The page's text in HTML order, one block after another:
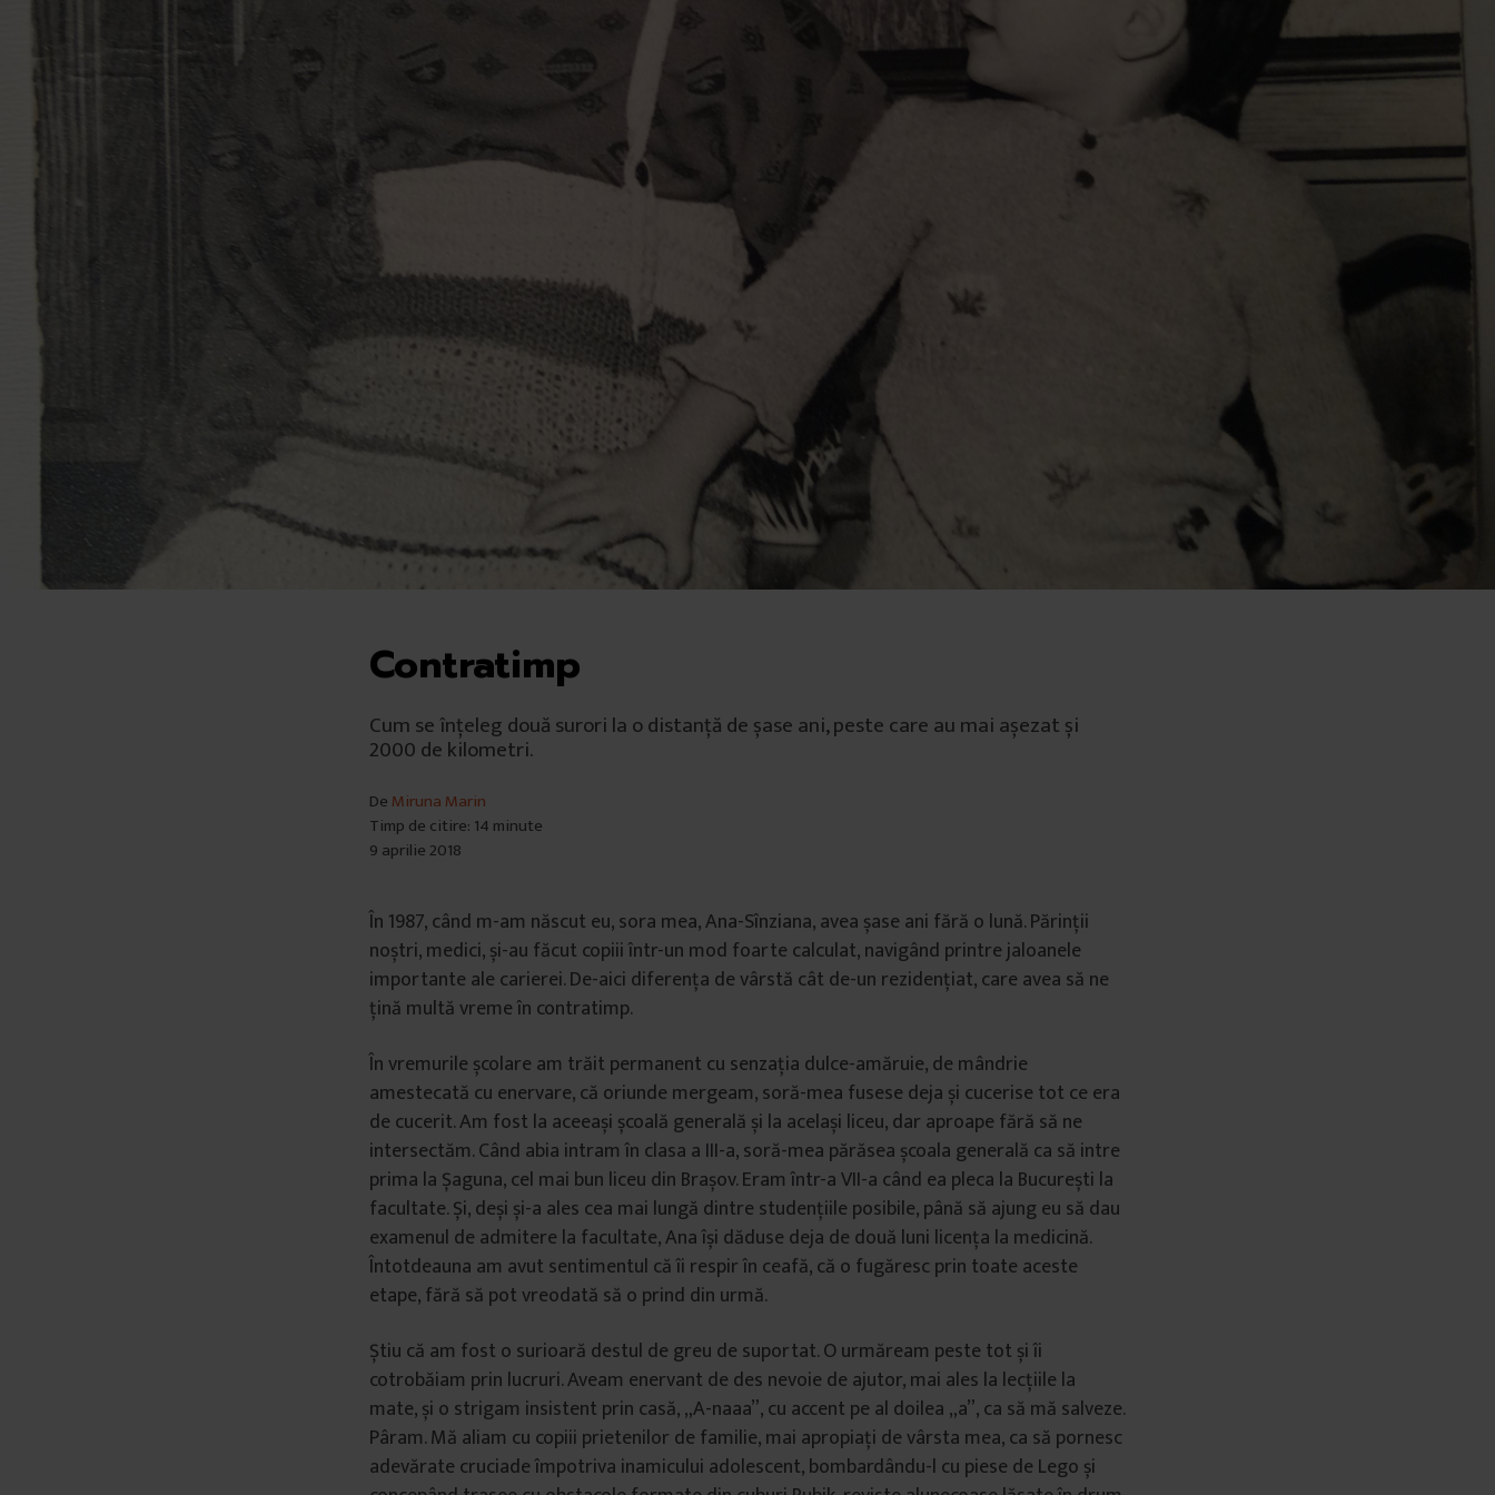
Contratimp
Cum se înțeleg două surori la o distanță de șase ani, peste care au mai așezat și
2000 de kilometri.
De Miruna Marin
Timp de citire: 14 minute
9 aprilie 2018
În 1987, când m-am născut eu, sora mea, Ana-Sînziana, avea șase ani fără o lună. Părinții
noștri, medici, și-au făcut copiii într-un mod foarte calculat, navigând printre jaloanele
importante ale carierei. De-aici diferența de vârstă cât de-un rezidențiat, care avea să ne
țină multă vreme în contratimp.
În vremurile școlare am trăit permanent cu senzația dulce-amăruie, de mândrie
amestecată cu enervare, că oriunde mergeam, soră-mea fusese deja și cucerise tot ce era
de cucerit. Am fost la aceeași școală generală și la același liceu, dar aproape fără să ne
intersectăm. Când abia intram în clasa a III-a, soră-mea părăsea școala generală ca să intre
prima la Șaguna, cel mai bun liceu din Brașov. Eram într-a VII-a când ea pleca la București la
facultate. Și, deși și-a ales cea mai lungă dintre studențiile posibile, până să ajung eu să dau
examenul de admitere la facultate, Ana își dăduse deja de două luni licența la medicină.
Întotdeauna am avut sentimentul că îi respir în ceafă, că o fugăresc prin toate aceste
etape, fără să pot vreodată să o prind din urmă.
Știu că am fost o surioară destul de greu de suportat. O urmăream peste tot și îi
cotrobăiam prin lucruri. Aveam enervant de des nevoie de ajutor, mai ales la lecțiile la
mate, și o strigam insistent prin casă, „A-naaa”, cu accent pe al doilea „a”, ca să mă salveze.
Pâram. Mă aliam cu copiii prietenilor de familie, mai apropiați de vârsta mea, ca să pornesc
adevărate cruciade împotriva inamicului adolescent, bombardându-l cu piese de Lego și